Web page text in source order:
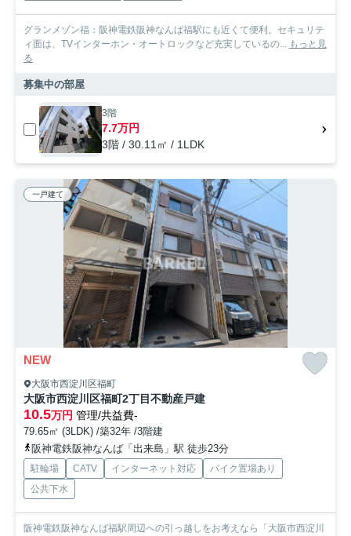
グランメゾン福：阪神電鉄阪神なんば福駅にも近くて便利。セキュリテ
ィ面は、TVインターホン・オートロックなど充実しているの... もっと見
る
募集中の部屋
3階
7.7万円
3階 / 30.11㎡ / 1LDK
一戸建て
NEW
大阪市西淀川区福町
大阪市西淀川区福町2丁目不動産戸建
10.5万円 管理/共益費-
79.65㎡ (3LDK) /築32年 /3階建
阪神電鉄阪神なんば「出来島」駅 徒歩23分
駐輪場 CATV インターネット対応
バイク置場あり
公共下水
阪神電鉄阪神なんば福駅周辺への引っ越しをお考えなら「大阪市西淀川